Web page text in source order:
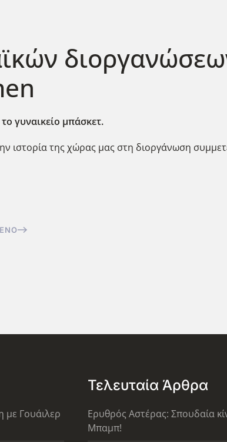
γυναικείο μπάσκετ.
ιστορία της χώρας μας στη διοργάνωση
με Γουάιλερ
Τελευταία Άρθρα
Ερυθρός Αστέρας: Σπουδαία
Μπαμπ!